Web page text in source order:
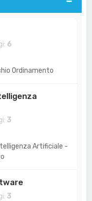
6
Ordinamento
3
Artificiale -
3